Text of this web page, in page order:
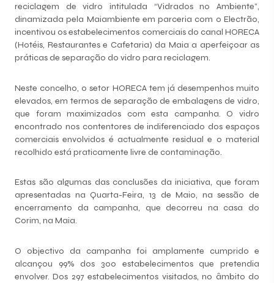
reciclagem de vidro intitulada “Vidrados no Ambiente”,
dinamizada pela Maiambiente em parceria com o Electrão,
incentivou os estabelecimentos comerciais do canal HORECA
(Hotéis, Restaurantes e Cafetaria) da Maia a aperfeiçoar as
práticas de separação do vidro para reciclagem.
Neste concelho, o setor HORECA tem já desempenhos muito
elevados, em termos de separação de embalagens de vidro,
que foram maximizados com esta campanha. O vidro
encontrado nos contentores de indiferenciado dos espaços
comerciais envolvidos é actualmente residual e o material
recolhido está praticamente livre de contaminação.
Estas são algumas das conclusões da iniciativa, que foram
apresentadas na Quarta-Feira, 13 de Maio, na sessão de
encerramento da campanha, que decorreu na casa do
Corim, na Maia.
O objectivo da campanha foi amplamente cumprido e
alcançou 99% dos 300 estabelecimentos que pretendia
envolver. Dos 297 estabelecimentos visitados, no âmbito do